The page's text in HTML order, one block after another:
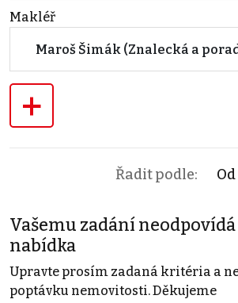
Makléř
+
Řadit podle:
Vašemu zadání
nabídka
Upravte prosím zadaná kritéria a
poptávku nemovitosti. Děkujeme